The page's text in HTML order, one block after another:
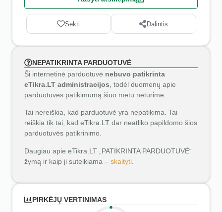
Sekti Dalintis
NEPATIKRINTA PARDUOTUVĖ
Ši internetinė parduotuvė nebuvo patikrinta
eTikra.LT administracijos , todėl duomenų apie
parduotuvės patikimumą šiuo metu neturime.
Tai nereiškia, kad parduotuvė yra nepatikima. Tai
reiškia tik tai, kad eTikra.LT dar neatliko papildomo šios
parduotuvės patikrinimo.
Daugiau apie eTikra.LT „PATIKRINTA PARDUOTUVĖ“
žymą ir kaip ji suteikiama – skaityti
PIRKĖJŲ VERTINIMAS